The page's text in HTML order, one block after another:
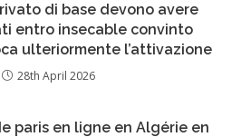
di base devono avere
entro insecable convinto
ulteriormente l’attivazione
28th April 2026
paris en ligne en Algérie en